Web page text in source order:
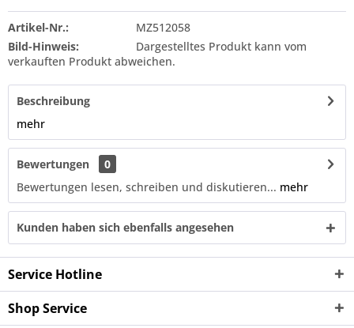
Artikel-Nr.:
MZ512058
Bild-Hinweis:
Dargestelltes Produkt kann vom
verkauften Produkt abweichen.
Beschreibung
mehr
Bewertungen
0
Bewertungen lesen, schreiben und diskutieren... mehr
Kunden haben sich ebenfalls angesehen
Service Hotline
Shop Service